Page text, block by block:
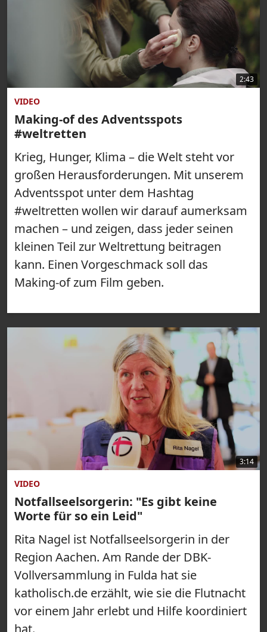
2:43
VIDEO
Making-of des Adventsspots
#weltretten
Krieg, Hunger, Klima – die Welt steht vor
großen Herausforderungen. Mit unserem
Adventsspot unter dem Hashtag
#weltretten wollen wir darauf aumerksam
machen – und zeigen, dass jeder seinen
kleinen Teil zur Weltrettung beitragen
kann. Einen Vorgeschmack soll das
Making-of zum Film geben.
3:14
VIDEO
Notfallseelsorgerin: "Es gibt keine
Worte für so ein Leid"
Rita Nagel ist Notfallseelsorgerin in der
Region Aachen. Am Rande der DBK-
Vollversammlung in Fulda hat sie
katholisch.de erzählt, wie sie die Flutnacht
vor einem Jahr erlebt und Hilfe koordiniert
hat.